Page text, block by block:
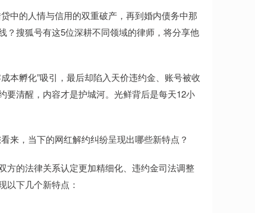
中的人情与信用的双重破产，再到婚内债务中那
搜狐号有这5位深耕不同领域的律师，将分享他
本孵化”吸引，最后却陷入天价违约金、账号被收
要清醒，内容才是护城河。光鲜背后是每天12小
来，当下的网红解约纠纷呈现出哪些新特点？
方的法律关系认定更加精细化、违约金司法调整
以下几个新特点：